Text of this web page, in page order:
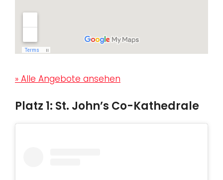
» Alle Angebote ansehen
Platz 1: St. John’s Co-Kathedrale